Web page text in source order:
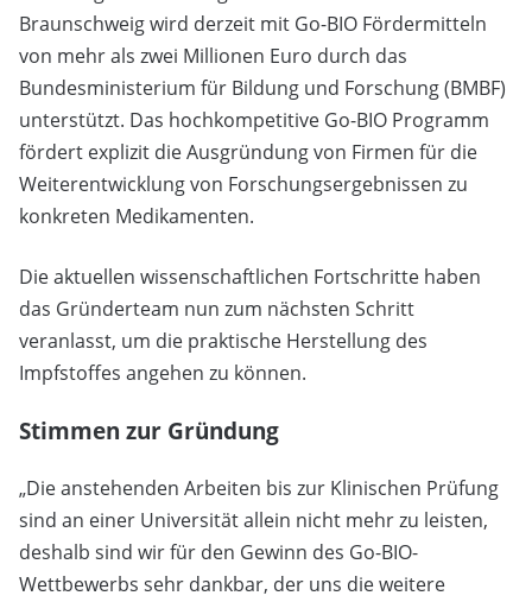
Braunschweig wird derzeit mit Go-BIO Fördermitteln
von mehr als zwei Millionen Euro durch das
Bundesministerium für Bildung und Forschung (BMBF)
unterstützt. Das hochkompetitive Go-BIO Programm
fördert explizit die Ausgründung von Firmen für die
Weiterentwicklung von Forschungsergebnissen zu
konkreten Medikamenten.
Die aktuellen wissenschaftlichen Fortschritte haben
das Gründerteam nun zum nächsten Schritt
veranlasst, um die praktische Herstellung des
Impfstoffes angehen zu können.
Stimmen zur Gründung
„Die anstehenden Arbeiten bis zur Klinischen Prüfung
sind an einer Universität allein nicht mehr zu leisten,
deshalb sind wir für den Gewinn des Go-BIO-
Wettbewerbs sehr dankbar, der uns die weitere